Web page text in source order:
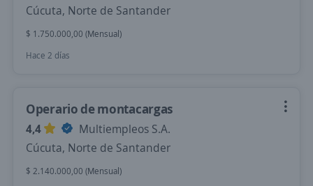
Cúcuta, Norte de Santander
$ 1.750.000,00 (Mensual)
Hace 2 días
Operario de montacargas
4,4
Multiempleos S.A.
Cúcuta, Norte de Santander
$ 2.140.000,00 (Mensual)